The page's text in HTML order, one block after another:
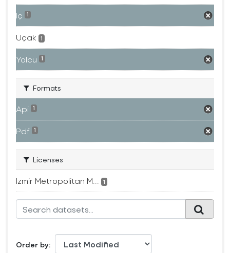
Iç 1
Uçak 1
Yolcu 1
Formats
Api 1
Pdf 1
Licenses
Izmir Metropolitan M... 1
Order by